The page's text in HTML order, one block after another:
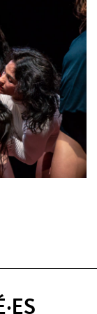
Marseille /
Internationales
Berlin, Vooruit /